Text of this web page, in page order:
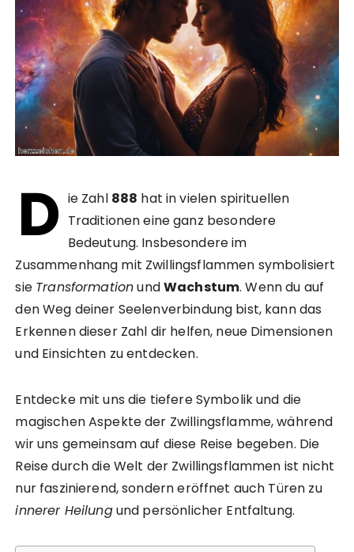
D ie Zahl 888 hat in vielen spirituellen
Traditionen eine ganz besondere
Bedeutung. Insbesondere im
Zusammenhang mit Zwillingsflammen symbolisiert
sie TransformationundWachstum. Wenn du auf
den Weg deiner Seelenverbindung bist, kann das
Erkennen dieser Zahl dir helfen, neue Dimensionen
und Einsichten zu entdecken.
Entdecke mit uns die tiefere Symbolik und die
magischen Aspekte der Zwillingsflamme, während
wir uns gemeinsam auf diese Reise begeben. Die
Reise durch die Welt der Zwillingsflammen ist nicht
nur faszinierend, sondern eröffnet auch Türen zu
innerer Heilungund persönlicher Entfaltung.